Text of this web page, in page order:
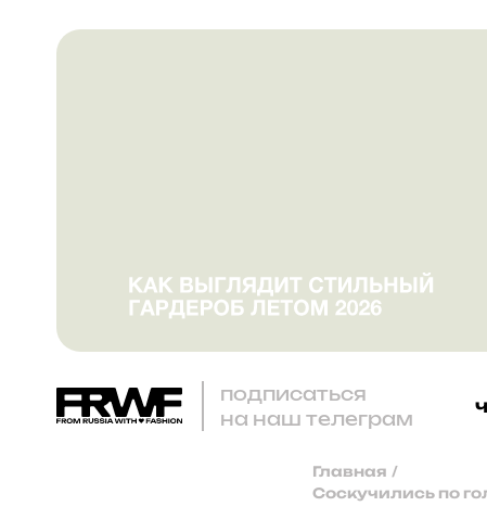
подписаться
на наш телеграм
Главная /
Соскучились по